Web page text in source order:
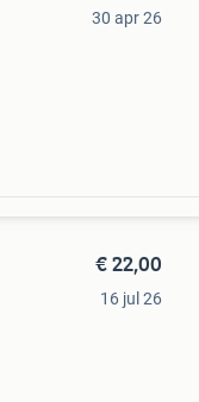
30 apr 26
€ 22,00
16 jul 26